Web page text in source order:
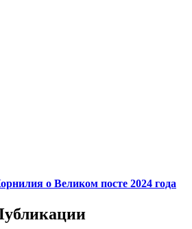
о Великом посте 2024 года